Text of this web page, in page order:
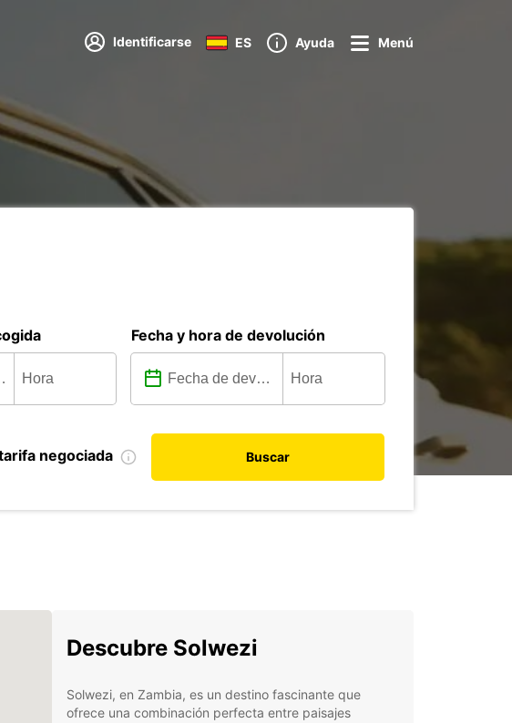
Identificarse ES Ayuda Menú
Fecha y hora de devolución
negociada Buscar
Descubre Solwezi
Solwezi, en Zambia, es un destino fascinante que
ofrece una combinación perfecta entre paisajes